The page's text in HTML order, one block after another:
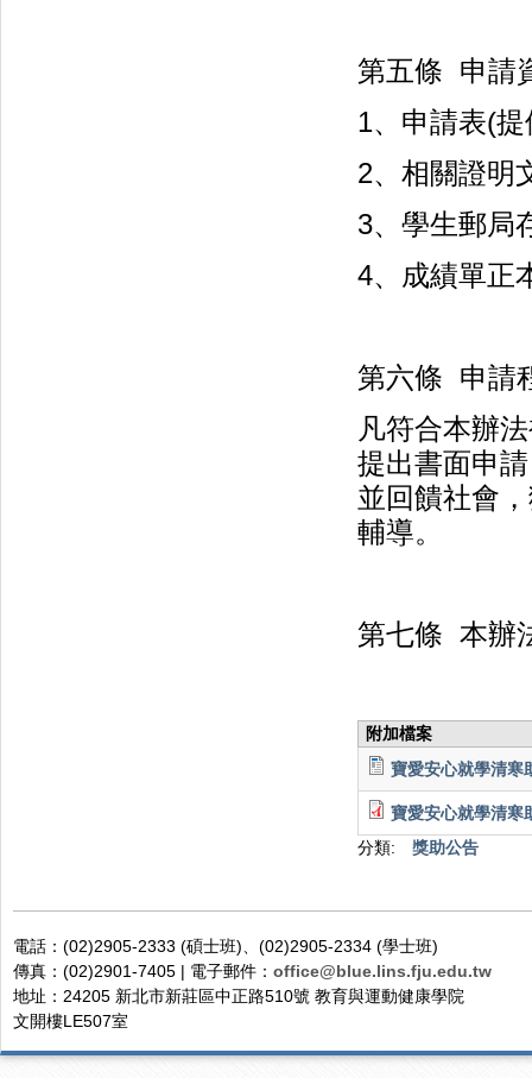
第五條 申請
1、申請表(
2、相關證明
3、學生郵局
4、成績單正
第六條 申請
凡符合本辦
提出書面申
並回饋社會
輔導。
第七條 本辦
附加檔案
寶愛安心就學清寒
寶愛安心就學清寒
分類:
獎助公告
電話：(02)2905-2333 (碩士班)、(02)2905-2334 (學士班)
傳真：(02)2901-7405 | 電子郵件： office@blue.lins.fju.edu.tw
地址：24205 新北市新莊區中正路510號 教育與運動健康學院
文開樓LE507室